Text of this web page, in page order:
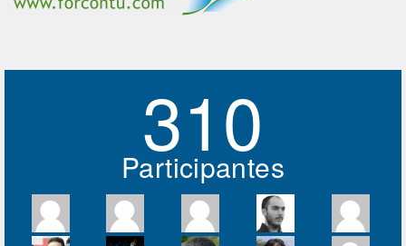
310
Participantes